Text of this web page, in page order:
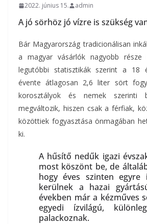
2022. június 15. admin
A jó sörhöz jó vízre is szükség
Bár Magyarország tradicionálisan
a magyar vásárlók nagyobb része
legutóbbi statisztikák szerint a 18
évente átlagosan 2,6 liter sört
korosztályok és nemek szerinti
megváltozik, hiszen csak a férfiak,
közöttiek fogyasztása önmagában
ki.
A hűsítő nedűk igazi
most köszönt be, de
hogy éves szinten egyre
kerülnek a hazai
években már a kézműves
egyedi ízvilágú,
palackoznak.